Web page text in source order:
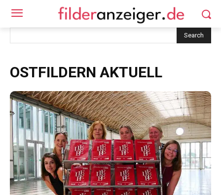
Search
OSTFILDERN AKTUELL